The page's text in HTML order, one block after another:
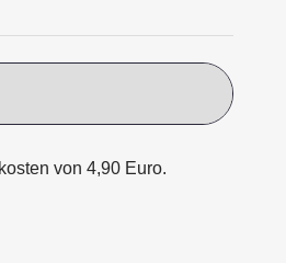
von 4,90 Euro.